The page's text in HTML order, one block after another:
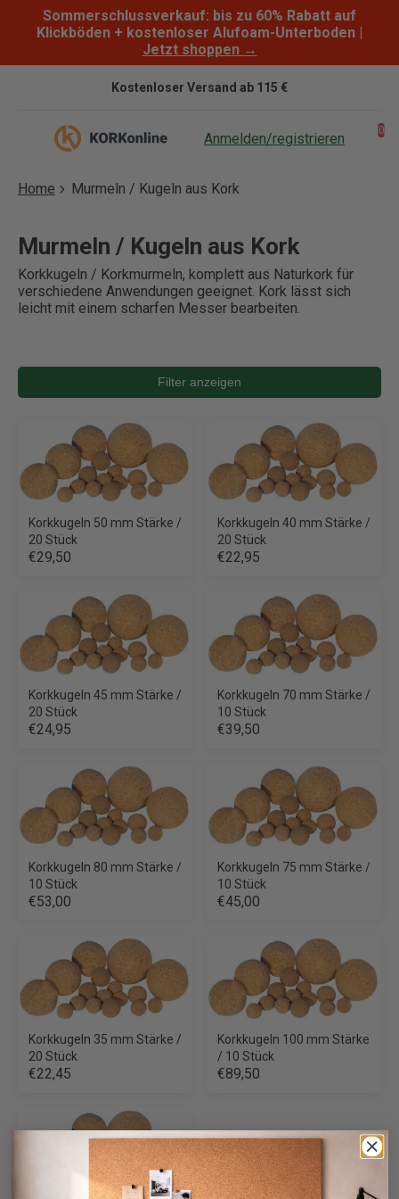
Skip to content
Sommerschlussverkauf: bis zu 60% Rabatt auf
Klickböden + kostenloser Alufoam-Unterboden |
Jetzt shoppen →
Kostenloser Versand ab 115 €
Anmelden/registrieren 0
Home Murmeln / Kugeln aus Kork
Murmeln / Kugeln aus Kork
Korkkugeln / Korkmurmeln, komplett aus Naturkork für
verschiedene Anwendungen geeignet. Kork lässt sich
leicht mit einem scharfen Messer bearbeiten.
Filter anzeigen
Korkkugeln 50 mm Stärke /
20 Stück
€29,50
Korkkugeln 40 mm Stärke /
20 Stück
€22,95
Korkkugeln 45 mm Stärke /
20 Stück
€24,95
Korkkugeln 70 mm Stärke /
10 Stück
€39,50
Korkkugeln 80 mm Stärke /
10 Stück
€53,00
Korkkugeln 75 mm Stärke /
10 Stück
€45,00
Korkkugeln 35 mm Stärke /
20 Stück
€22,45
Korkkugeln 100 mm Stärke
/ 10 Stück
€89,50